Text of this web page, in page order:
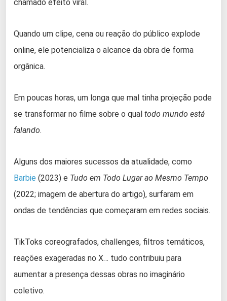
chamado efeito viral.
Quando um clipe, cena ou reação do público explode
online, ele potencializa o alcance da obra de forma
orgânica.
Em poucas horas, um longa que mal tinha projeção pode
se transformar no filme sobre o qual todo mundo está
falando.
Alguns dos maiores sucessos da atualidade, como
Barbie (2023) e Tudo em Todo Lugar ao Mesmo Tempo
(2022; imagem de abertura do artigo), surfaram em
ondas de tendências que começaram em redes sociais.
TikToks coreografados, challenges, filtros temáticos,
reações exageradas no X… tudo contribuiu para
aumentar a presença dessas obras no imaginário
coletivo.